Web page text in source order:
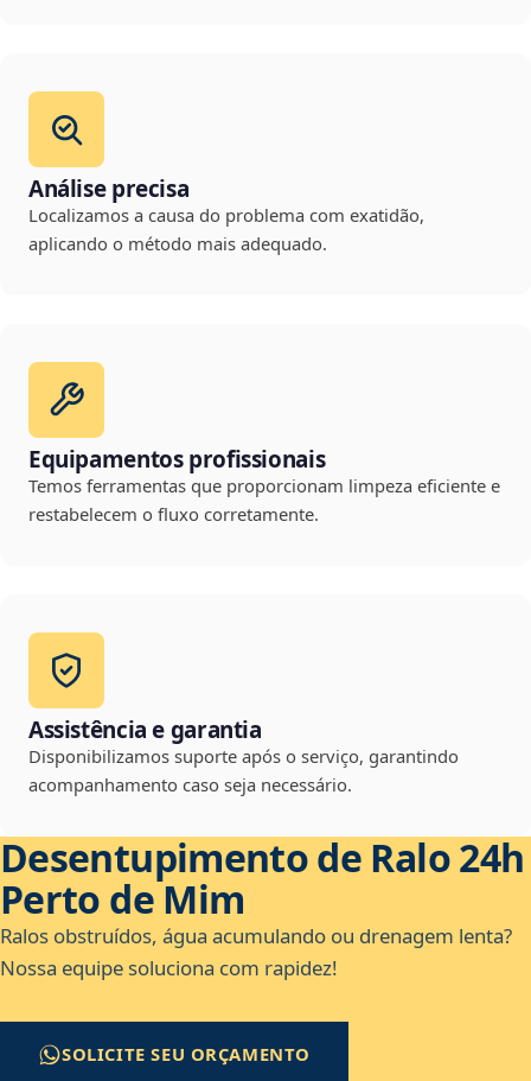
Análise precisa
Localizamos a causa do problema com exatidão,
aplicando o método mais adequado.
Equipamentos profissionais
Temos ferramentas que proporcionam limpeza eficiente e
restabelecem o fluxo corretamente.
Assistência e garantia
Disponibilizamos suporte após o serviço, garantindo
acompanhamento caso seja necessário.
Desentupimento de Ralo 24h
Perto de Mim
Ralos obstruídos, água acumulando ou drenagem lenta?
Nossa equipe soluciona com rapidez!
SOLICITE SEU ORÇAMENTO